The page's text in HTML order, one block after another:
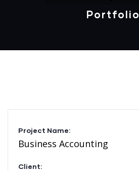
Portfolio
Project Name:
Business Accounting
Client: